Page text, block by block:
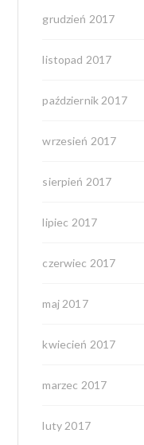
grudzień 2017
listopad 2017
październik 2017
wrzesień 2017
sierpień 2017
lipiec 2017
czerwiec 2017
maj 2017
kwiecień 2017
marzec 2017
luty 2017